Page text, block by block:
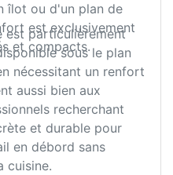
îlot ou d'un plan de
est exclusivement
et compacts.
est particulièrement
sous le plan
nécessitant un renfort
aussi bien aux
recherchant
et durable pour
en débord sans
cuisine.